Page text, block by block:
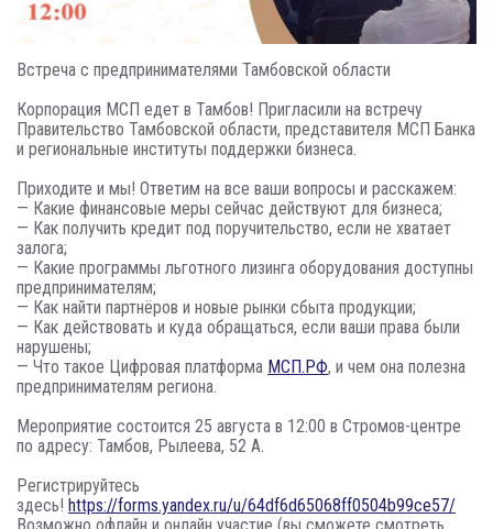
Встреча с предпринимателями Тамбовской области
Корпорация МСП едет в Тамбов! Пригласили на встречу
Правительство Тамбовской области, представителя МСП Банка
и региональные институты поддержки бизнеса.
Приходите и мы! Ответим на все ваши вопросы и расскажем:
— Какие финансовые меры сейчас действуют для бизнеса;
— Как получить кредит под поручительство, если не хватает
залога;
— Какие программы льготного лизинга оборудования доступны
предпринимателям;
— Как найти партнёров и новые рынки сбыта продукции;
— Как действовать и куда обращаться, если ваши права были
нарушены;
— Что такое Цифровая платформа МСП.РФ, и чем она полезна
предпринимателям региона.
Мероприятие состоится 25 августа в 12:00 в Стромов-центре
по адресу: Тамбов, Рылеева, 52 А.
Регистрируйтесь
здесь! https://forms.yandex.ru/u/64df6d65068ff0504b99ce57/